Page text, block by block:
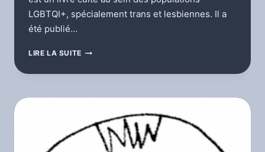
LGBTQI+, spécialement trans et lesbiennes. Il a
été publié…
LIRE LA SUITE CULTURE